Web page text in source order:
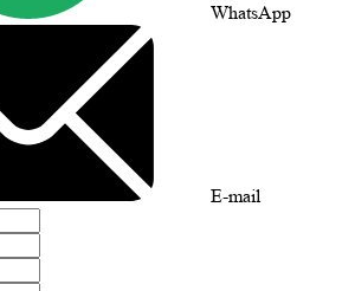
WhatsApp
E-mail